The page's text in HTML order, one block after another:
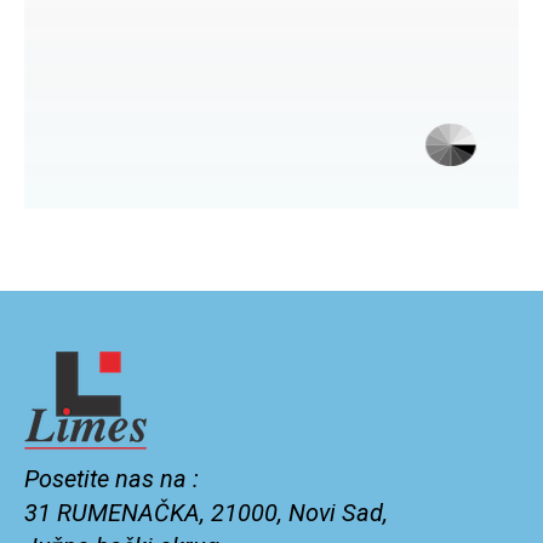
Posetite nas na :
31 RUMENAČKA, 21000, Novi Sad,